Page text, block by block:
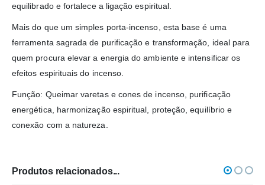
equilibrado e fortalece a ligação espiritual.
Mais do que um simples porta-incenso, esta base é uma
ferramenta sagrada de purificação e transformação, ideal para
quem procura elevar a energia do ambiente e intensificar os
efeitos espirituais do incenso.
Função: Queimar varetas e cones de incenso, purificação
energética, harmonização espiritual, proteção, equilíbrio e
conexão com a natureza.
Produtos relacionados...